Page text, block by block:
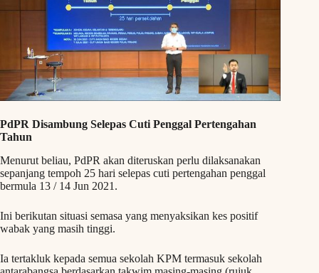
PdPR Disambung Selepas Cuti Penggal Pertengahan
Tahun
Menurut beliau, PdPR akan diteruskan perlu dilaksanakan
sepanjang tempoh 25 hari selepas cuti pertengahan penggal
bermula 13 / 14 Jun 2021.
Ini berikutan situasi semasa yang menyaksikan kes positif
wabak yang masih tinggi.
Ia tertakluk kepada semua sekolah KPM termasuk sekolah